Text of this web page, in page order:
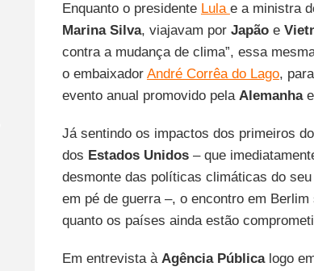
Enquanto o presidente Lula e a ministra
Marina Silva, viajavam por Japãoe
contra a mudança de clima”, essa
o embaixador André Corrêa do Lago,
evento anual promovido pela Alemanha
Já sentindo os impactos dos primeiros
dos Estados Unidos– que
desmonte das políticas climáticas do
em pé de guerra –, o encontro em
quanto os países ainda estão
Em entrevista à Agência Públicalogo